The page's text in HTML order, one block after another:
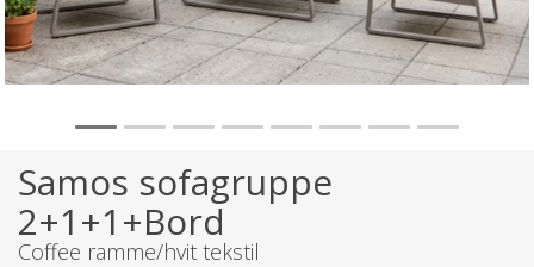
Samos sofagruppe
2+1+1+Bord
Coffee ramme/hvit tekstil